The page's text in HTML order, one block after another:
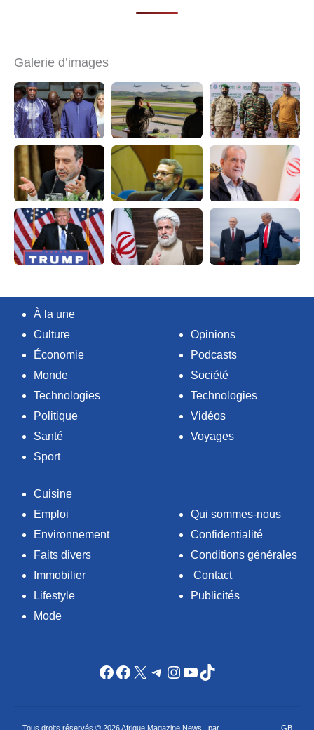
Galerie d’images
À la une
Culture
Économie
Monde
Technologies
Politique
Santé
Sport
Opinions
Podcasts
Société
Technologies
Vidéos
Voyages
Cuisine
Emploi
Environnement
Faits divers
Immobilier
Lifestyle
Mode
Qui sommes-nous
Confidentialité
Conditions générales
Contact
Publicités
Facebook
Facebook
X Telegram
Instagram
YouTube
TikTok
Tous droits réservés © 2026 Afrique Magazine News | par
GB